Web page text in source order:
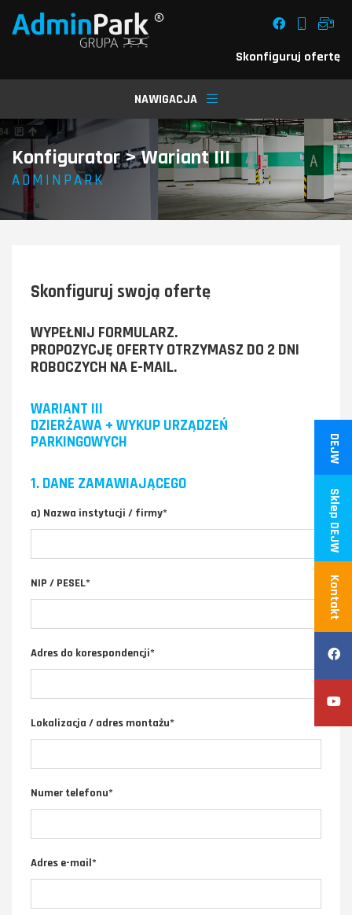
DEJW
Sklep DEJW
Kontakt
Skonfiguruj ofertę
NAWIGACJA
Konfigurator > Wariant III
/
ADMINPARK
Skonfiguruj swoją ofertę
WYPEŁNIJ FORMULARZ.
PROPOZYCJĘ OFERTY OTRZYMASZ DO 2 DNI
ROBOCZYCH NA E-MAIL.
WARIANT III
DZIERŻAWA + WYKUP URZĄDZEŃ
PARKINGOWYCH
1. DANE ZAMAWIAJĄCEGO
a) Nazwa instytucji / firmy*
NIP / PESEL*
Adres do korespondencji*
Lokalizacja / adres montażu*
Numer telefonu*
Adres e-mail*